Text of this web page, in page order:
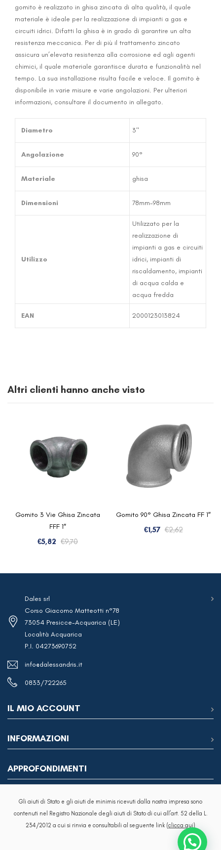
gomito è realizzato in ghisa zincata di alta qualità, il quale
materiale è ideale per la realizzazione di impianti a gas e
circuiti idrici. Difatti la ghisa è in grado di garantire un alta
resistenza meccanica. Per di più il trattamento zincato
assicura un’elevata resistenza alla corrosione ed agli agenti
chimici, il quale materiale garantisce durata e funzionalità nel
tempo. La sua installazione risulta facile e veloce. Il gomito è
disponibile in varie misure e varie angolazioni. Per ulteriori
informazioni, consultare il documento in allegato.
Diametro 3"
Angolazione 90°
Materiale ghisa
Dimensioni 78mm-98mm
Utilizzo
Utilizzato per la
realizzazione di
impianti a gas e circuiti
idrici, impianti di
riscaldamento, impianti
di acqua calda e
acqua fredda
EAN 2000123013824
Altri clienti hanno anche visto
Gomito 3 Vie Ghisa Zincata
FFF 1″
€9,70Il
€5,82
Il
Gomito 90° Ghisa Zincata FF 1″
€2,62Il
€1,57
Il
Dales srl
Corso Giacomo Matteotti n°78
73054 Presicce-Acquarica (LE)
Località Acquarica
P.I. 04273690752
info@dalessandris.it
0833/722265
IL MIO ACCOUNT
INFORMAZIONI
APPROFONDIMENTI
Gli aiuti di Stato e gli aiuti de minimis ricevuti dalla nostra impresa sono
contenuti nel Registro Nazionale degli aiuti di Stato di cui all’art. 52 della L.
234/2012 a cui si rinvia e consultabili al seguente link (clicca qui)